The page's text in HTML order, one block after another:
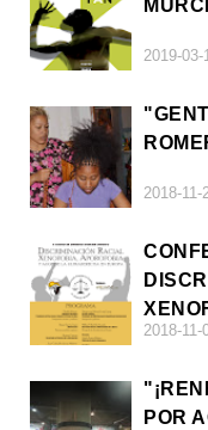
2019-03-
2018-11-
DE LA
2018-11-
POR